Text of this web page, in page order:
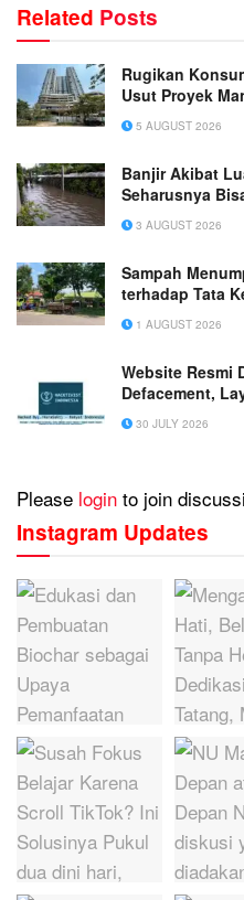
Related Posts
Rugikan
Usut Proyek
5 AUGUST 2026
Banjir Akibat
Seharusnya
3 AUGUST 2026
Sampah
terhadap Tata
1 AUGUST 2026
Website Resmi
Defacement,
30 JULY 2026
Please login to join
Instagram Updates